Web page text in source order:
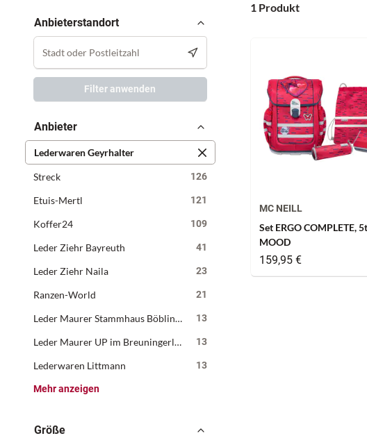
Anbieterstandort
Filter anwenden
Anbieter
Lederwaren Geyrhalter
Streck 126
Etuis-Mertl 121
Koffer24 109
Leder Ziehr Bayreuth 41
Leder Ziehr Naila 23
Ranzen-World 21
Leder Maurer Stammhaus Böblingen 13
Leder Maurer UP im Breuningerland 13
Lederwaren Littmann 13
Mehr anzeigen
Größe
1 Produkt
MC NEILL
Set ERGO COMPLETE,
MOOD
159,95 €